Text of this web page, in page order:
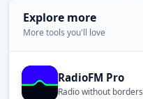
Explore more
More tools you'll love
RadioFM Pro
Radio without borders